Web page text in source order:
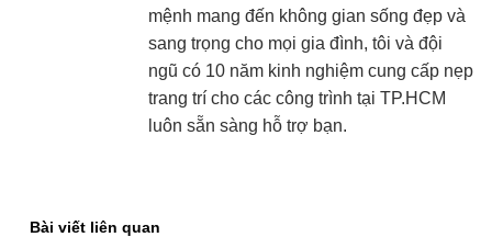
mệnh mang đến không gian sống đẹp và
sang trọng cho mọi gia đình, tôi và đội
ngũ có 10 năm kinh nghiệm cung cấp nẹp
trang trí cho các công trình tại TP.HCM
luôn sẵn sàng hỗ trợ bạn.
Bài viết liên quan